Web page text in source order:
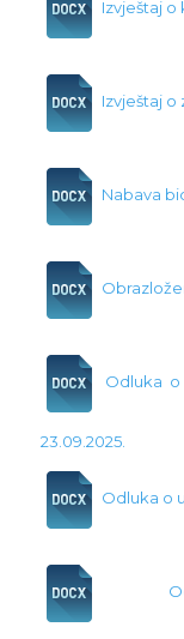
Izvještaj o
Izvještaj o
Nabava
Odluka o
23.09.2025.
Odluka o